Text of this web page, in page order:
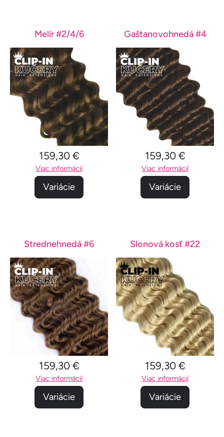
Melír #2/4/6
159,30 €
Viac informácií
Variácie
Gaštanovohnedá #4
159,30 €
Viac informácií
Variácie
Strednehnedá #6
159,30 €
Viac informácií
Variácie
Slonová kosť #22
159,30 €
Viac informácií
Variácie